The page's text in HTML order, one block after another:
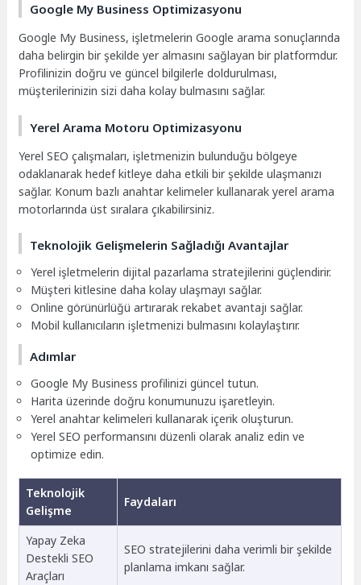
Google My Business Optimizasyonu
Google My Business, işletmelerin Google arama sonuçlarında
daha belirgin bir şekilde yer almasını sağlayan bir platformdur.
Profilinizin doğru ve güncel bilgilerle doldurulması,
müşterilerinizin sizi daha kolay bulmasını sağlar.
Yerel Arama Motoru Optimizasyonu
Yerel SEO çalışmaları, işletmenizin bulunduğu bölgeye
odaklanarak hedef kitleye daha etkili bir şekilde ulaşmanızı
sağlar. Konum bazlı anahtar kelimeler kullanarak yerel arama
motorlarında üst sıralara çıkabilirsiniz.
Teknolojik Gelişmelerin Sağladığı Avantajlar
Yerel işletmelerin dijital pazarlama stratejilerini güçlendirir.
Müşteri kitlesine daha kolay ulaşmayı sağlar.
Online görünürlüğü artırarak rekabet avantajı sağlar.
Mobil kullanıcıların işletmenizi bulmasını kolaylaştırır.
Adımlar
Google My Business profilinizi güncel tutun.
Harita üzerinde doğru konumunuzu işaretleyin.
Yerel anahtar kelimeleri kullanarak içerik oluşturun.
Yerel SEO performansını düzenli olarak analiz edin ve
optimize edin.
Teknolojik
Gelişme
Faydaları
Yapay Zeka
Destekli SEO
Araçları
SEO stratejilerini daha verimli bir şekilde
planlama imkanı sağlar.